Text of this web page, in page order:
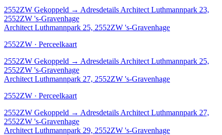
2552ZW Gekoppeld → Adresdetails Architect Luthmannpark 23,
2552ZW 's-Gravenhage
Architect Luthmannpark 25, 2552ZW 's-Gravenhage
2552ZW · Perceelkaart
2552ZW Gekoppeld → Adresdetails Architect Luthmannpark 25,
2552ZW 's-Gravenhage
Architect Luthmannpark 27, 2552ZW 's-Gravenhage
2552ZW · Perceelkaart
2552ZW Gekoppeld → Adresdetails Architect Luthmannpark 27,
2552ZW 's-Gravenhage
Architect Luthmannpark 29, 2552ZW 's-Gravenhage